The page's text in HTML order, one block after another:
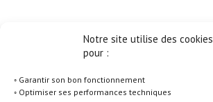
Notre site utilise des cookies
pour :
◦ Garantir son bon fonctionnement
◦ Optimiser ses performances techniques